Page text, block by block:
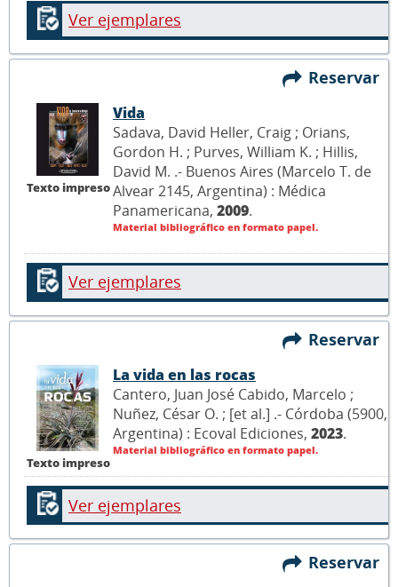
Ver ejemplares
Reservar
Texto impreso
Vida
Sadava, David Heller, Craig ; Orians,
Gordon H. ; Purves, William K. ; Hillis,
David M. .- Buenos Aires (Marcelo T. de
Alvear 2145, Argentina) : Médica
Panamericana, 2009.
Material bibliográfico en formato papel.
Ver ejemplares
Reservar
Texto impreso
La vida en las rocas
Cantero, Juan José Cabido, Marcelo ;
Nuñez, César O. ; [et al.] .- Córdoba (5900,
Argentina) : Ecoval Ediciones, 2023.
Material bibliográfico en formato papel.
Ver ejemplares
Reservar